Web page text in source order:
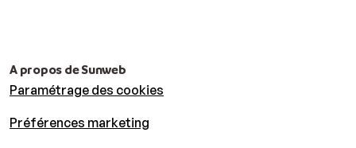
A propos de Sunweb
Paramétrage des cookies
Préférences marketing